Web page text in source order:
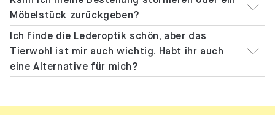
Möbelstück zurückgeben?
Ich finde die Lederoptik schön, aber das
Tierwohl ist mir auch wichtig. Habt ihr auch
eine Alternative für mich?